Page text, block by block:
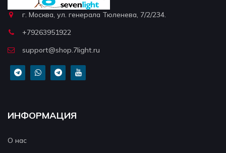
г. Москва, ул. генерала Тюленева, 7/2/234.
+79263951922
support@shop.7light.ru
ИНФОРМАЦИЯ
О нас